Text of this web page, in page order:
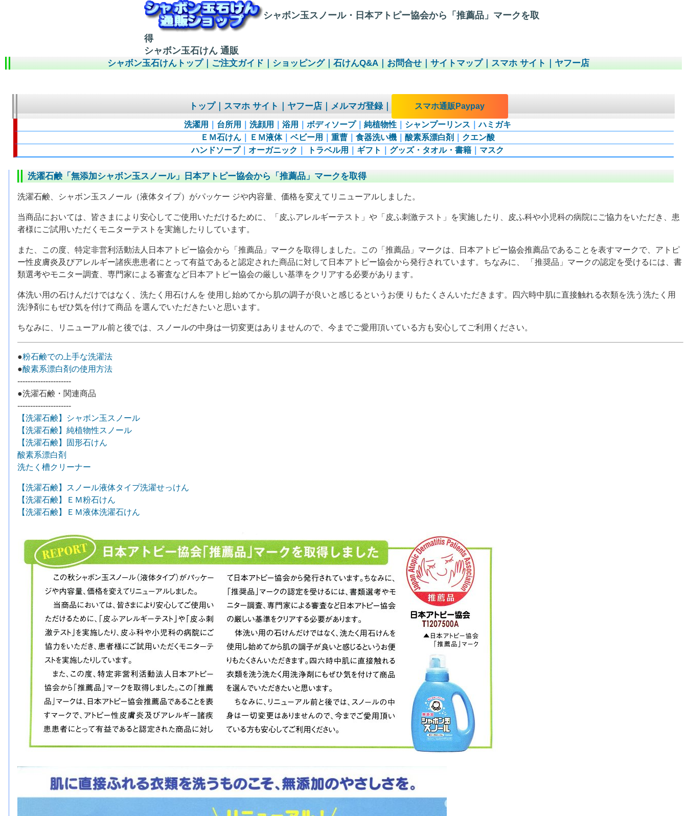
シャボン玉スノール・日本アトピー協会から「推薦品」マークを取
得
シャボン玉石けん 通販
シャボン玉石けんトップ｜ご注文ガイド｜ショッピング｜石けんQ&A｜お問合せ｜サイトマップ｜スマホ サイト｜ヤフー店
トップ｜スマホ サイト｜ヤフー店｜メルマガ登録｜ スマホ通販Paypay
洗濯用 台所用 洗顔用 浴用 ボディソープ｜ 純植物性｜ シャンプーリンス ｜ハミガキ
ＥＭ石けん｜ ＥＭ液体｜ ベビー用 重曹｜ 食器洗い機｜ 酸素系漂白剤
クエン酸
ハンドソープ｜ オーガニック トラベル用 ギフト グッズ・タオル・書籍｜ マスク
洗濯石鹸「無添加シャボン玉スノール」日本アトピー協会から「推薦品」マークを取得
洗濯石鹸、シャボン玉スノール（液体タイプ）がパッケー ジや内容量、価格を変えてリニューアルしました。
当商品においては、皆さまにより安心してご使用いただけるために、「皮ふアレルギーテスト」や「皮ふ刺激テスト」を実施したり、皮ふ科や小児科の病院にご協力をいただき、患
者様にご試用いただくモニターテストを実施したりしています。
また、この度、特定非営利活動法人日本アトピー協会から「推薦品」マークを取得しました。この「推薦品」マークは、日本アトピー協会推薦品であることを表すマークで、アトピ
ー性皮膚炎及びアレルギー諸疾患患者にとって有益であると認定された商品に対して日本アトピー協会から発行されています。ちなみに、 「推奨品」マークの認定を受けるには、書
類選考やモニター調査、専門家による審査など日本アトピー協会の厳しい基準をクリアする必要があります。
体洗い用の石けんだけではなく、洗たく用石けんを 使用し始めてから肌の調子が良いと感じるというお便 りもたくさんいただきます。四六時中肌に直接触れる衣類を洗う洗たく用
洗浄剤にもぜひ気を付けて商品 を選んでいただきたいと思います。
ちなみに、リニューアル前と後では、スノールの中身は一切変更はありませんので、今までご愛用頂いている方も安心してご利用ください。
●粉石鹸での上手な洗濯法
●酸素系漂白剤の使用方法
---------------------
●洗濯石鹸・関連商品
---------------------
【洗濯石鹸】シャボン玉スノール
【洗濯石鹸】純植物性スノール
【洗濯石鹸】固形石けん
酸素系漂白剤
洗たく槽クリーナー
【洗濯石鹸】スノール液体タイプ洗濯せっけん
【洗濯石鹸】ＥＭ粉石けん
【洗濯石鹸】ＥＭ液体洗濯石けん